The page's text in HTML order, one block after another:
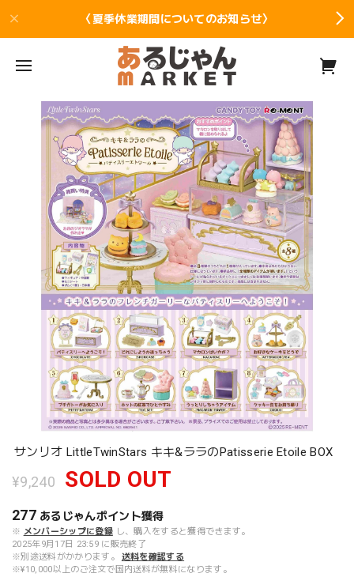
〈夏季休業期間についてのお知らせ〉
サンリオ LittleTwinStars キキ&ララのPatisserie Etoile BOX
¥9,240 SOLD OUT
277 あるじゃんポイント獲得
※ メンバーシップに登録 し、購入をすると獲得できます。
2025年9月17日 23:59 に販売終了
※別途送料がかかります。
送料を確認する
※¥10,000以上のご注文で国内送料が無料になります。